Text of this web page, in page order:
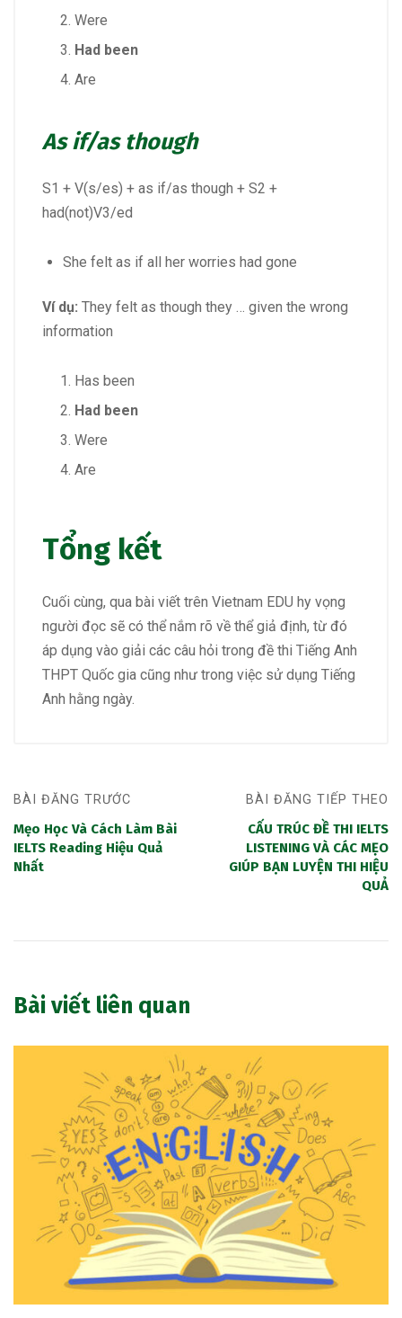
Were
Had been
Are
As if/as though
S1 + V(s/es) + as if/as though + S2 +
had(not)V3/ed
She felt as if all her worries had gone
Ví dụ: They felt as though they … given the wrong
information
Has been
Had been
Were
Are
Tổng kết
Cuối cùng, qua bài viết trên Vietnam EDU hy vọng
người đọc sẽ có thể nắm rõ về thể giả định, từ đó
áp dụng vào giải các câu hỏi trong đề thi Tiếng Anh
THPT Quốc gia cũng như trong việc sử dụng Tiếng
Anh hằng ngày.
BÀI ĐĂNG TRƯỚC
Mẹo Học Và Cách Làm Bài
IELTS Reading Hiệu Quả
Nhất
BÀI ĐĂNG TIẾP THEO
CẤU TRÚC ĐỀ THI IELTS
LISTENING VÀ CÁC MẸO
GIÚP BẠN LUYỆN THI HIỆU
QUẢ
Bài viết liên quan